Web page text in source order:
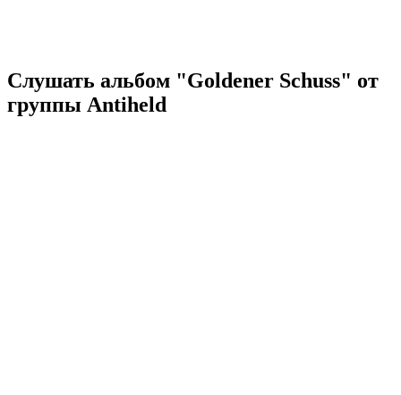
Слушать альбом "Goldener Schuss" от
группы Antiheld